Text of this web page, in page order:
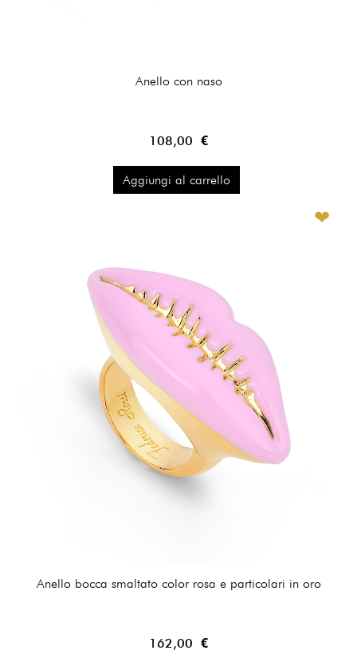
Anello con naso
108,00 €
Aggiungi al carrello
Anello bocca smaltato color rosa e particolari in oro
162,00 €